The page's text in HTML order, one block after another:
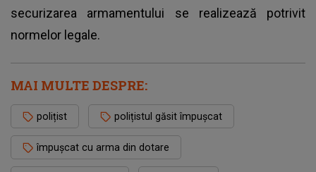
securizarea armamentului se realizează potrivit
normelor legale.
MAI MULTE DESPRE:
polițist polițistul găsit împușcat
împușcat cu arma din dotare